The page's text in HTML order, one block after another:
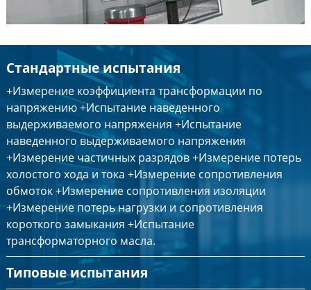
Стандартные испытания
+Измерение коэффициента трансформации по
напряжению +Испытание наведенного
выдерживаемого напряжения +Испытание
наведенного выдерживаемого напряжения
+Измерение частичных разрядов +Измерение потерь
холостого хода и тока +Измерение сопротивления
обмоток +Измерение сопротивления изоляции
+Измерение потерь нагрузки и сопротивления
короткого замыкания +Испытание
трансформаторного масла.
Типовые испытания